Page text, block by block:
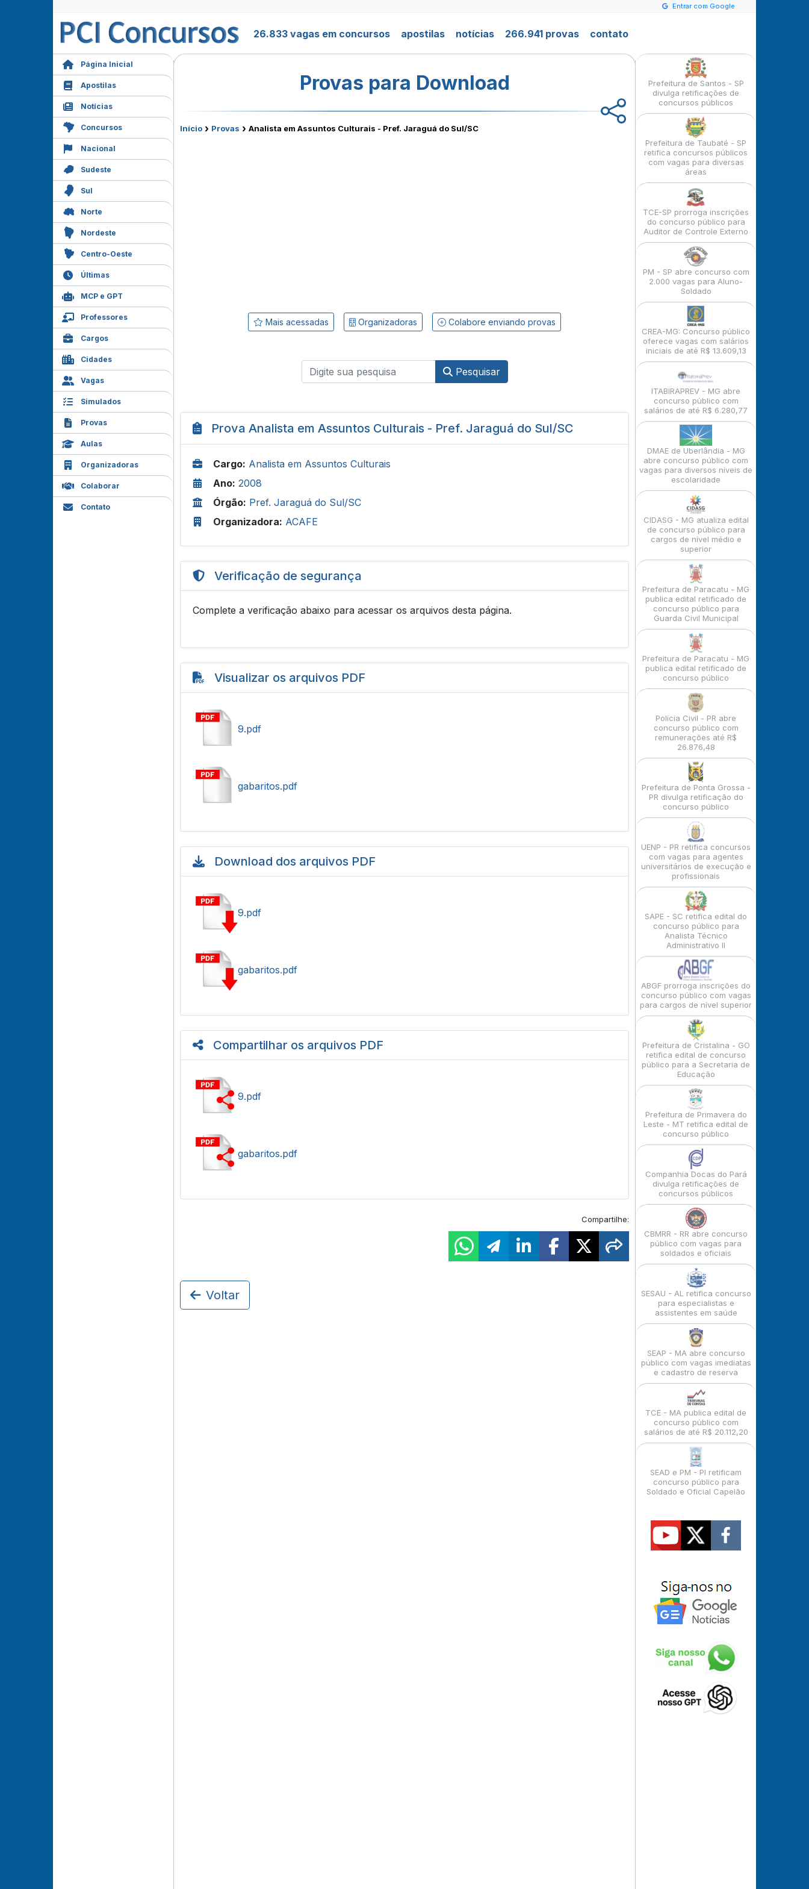
Entrar com Google
26.833 vagas em concursos apostilas notícias 266.941 provas contato
Página Inicial
Apostilas
Notícias
Concursos
Nacional
Sudeste
Sul
Norte
Nordeste
Centro-Oeste
Últimas
MCP e GPT
Professores
Cargos
Cidades
Vagas
Simulados
Provas
Aulas
Organizadoras
Colaborar
Contato
Provas para Download
Início › Provas › Analista em Assuntos Culturais - Pref. Jaraguá do Sul/SC
Mais acessadas Organizadoras Colabore enviando provas
Pesquisar
Prova Analista em Assuntos Culturais - Pref. Jaraguá do Sul/SC
Cargo: Analista em Assuntos Culturais
Ano: 2008
Órgão: Pref. Jaraguá do Sul/SC
Organizadora: ACAFE
Verificação de segurança
Complete a verificação abaixo para acessar os arquivos desta página.
Visualizar os arquivos PDF
9.pdf
gabaritos.pdf
Download dos arquivos PDF
9.pdf
gabaritos.pdf
Compartilhar os arquivos PDF
9.pdf
gabaritos.pdf
Compartilhe:
Voltar
Prefeitura de Santos - SP
divulga retificações de
concursos públicos
Prefeitura de Taubaté - SP
retifica concursos públicos
com vagas para diversas
áreas
TCE-SP prorroga inscrições
do concurso público para
Auditor de Controle Externo
PM - SP abre concurso com
2.000 vagas para Aluno-
Soldado
CREA-MG: Concurso público
oferece vagas com salários
iniciais de até R$ 13.609,13
ITABIRAPREV - MG abre
concurso público com
salários de até R$ 6.280,77
DMAE de Uberlândia - MG
abre concurso público com
vagas para diversos níveis de
escolaridade
CIDASG - MG atualiza edital
de concurso público para
cargos de nível médio e
superior
Prefeitura de Paracatu - MG
publica edital retificado de
concurso público para
Guarda Civil Municipal
Prefeitura de Paracatu - MG
publica edital retificado de
concurso público
Polícia Civil - PR abre
concurso público com
remunerações até R$
26.876,48
Prefeitura de Ponta Grossa -
PR divulga retificação do
concurso público
UENP - PR retifica concursos
com vagas para agentes
universitários de execução e
profissionais
SAPE - SC retifica edital do
concurso público para
Analista Técnico
Administrativo II
ABGF prorroga inscrições do
concurso público com vagas
para cargos de nível superior
Prefeitura de Cristalina - GO
retifica edital de concurso
público para a Secretaria de
Educação
Prefeitura de Primavera do
Leste - MT retifica edital de
concurso público
Companhia Docas do Pará
divulga retificações de
concursos públicos
CBMRR - RR abre concurso
público com vagas para
soldados e oficiais
SESAU - AL retifica concurso
para especialistas e
assistentes em saúde
SEAP - MA abre concurso
público com vagas imediatas
e cadastro de reserva
TCE - MA publica edital de
concurso público com
salários de até R$ 20.112,20
SEAD e PM - PI retificam
concurso público para
Soldado e Oficial Capelão